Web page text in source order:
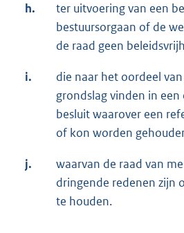
h.
ter uitvoering van een
bestuursorgaan of de
de raad geen
i.
die naar het oordeel
grondslag vinden in
besluit waarover een
of kon worden
j.
waarvan de raad van
dringende redenen zijn
te houden.